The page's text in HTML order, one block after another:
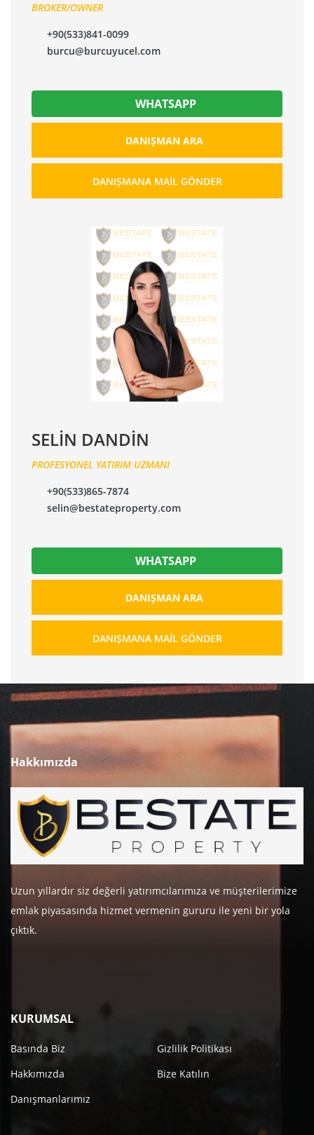
BROKER/OWNER
+90(533)841-0099
burcu@burcuyucel.com
WHATSAPP
DANIŞMAN ARA
DANIŞMANA MAIL GÖNDER
SELİN DANDİN
PROFESYONEL YATIRIM UZMANI
+90(533)865-7874
selin@bestateproperty.com
WHATSAPP
DANIŞMAN ARA
DANIŞMANA MAIL GÖNDER
Hakkımızda
Uzun yıllardır siz değerli yatırımcılarımıza ve müşterilerimize
emlak piyasasında hizmet vermenin gururu ile yeni bir yola
çıktık.
KURUMSAL
Basında Biz
Gizlilik Politikası
Hakkımızda
Bize Katılın
Danışmanlarımız